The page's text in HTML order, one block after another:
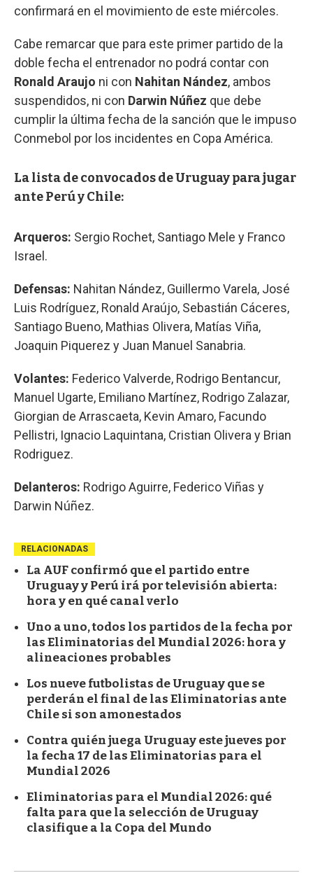
confirmará en el movimiento de este miércoles.
Cabe remarcar que para este primer partido de la
doble fecha el entrenador no podrá contar con
Ronald Araujo ni con Nahitan Nández, ambos
suspendidos, ni con Darwin Núñez que debe
cumplir la última fecha de la sanción que le impuso
Conmebol por los incidentes en Copa América.
La lista de convocados de Uruguay para jugar
ante Perú y Chile:
Arqueros: Sergio Rochet, Santiago Mele y Franco
Israel.
Defensas: Nahitan Nández, Guillermo Varela, José
Luis Rodríguez, Ronald Araújo, Sebastián Cáceres,
Santiago Bueno, Mathias Olivera, Matías Viña,
Joaquin Piquerez y Juan Manuel Sanabria.
Volantes: Federico Valverde, Rodrigo Bentancur,
Manuel Ugarte, Emiliano Martínez, Rodrigo Zalazar,
Giorgian de Arrascaeta, Kevin Amaro, Facundo
Pellistri, Ignacio Laquintana, Cristian Olivera y Brian
Rodriguez.
Delanteros: Rodrigo Aguirre, Federico Viñas y
Darwin Núñez.
RELACIONADAS
La AUF confirmó que el partido entre
Uruguay y Perú irá por televisión abierta:
hora y en qué canal verlo
Uno a uno, todos los partidos de la fecha por
las Eliminatorias del Mundial 2026: hora y
alineaciones probables
Los nueve futbolistas de Uruguay que se
perderán el final de las Eliminatorias ante
Chile si son amonestados
Contra quién juega Uruguay este jueves por
la fecha 17 de las Eliminatorias para el
Mundial 2026
Eliminatorias para el Mundial 2026: qué
falta para que la selección de Uruguay
clasifique a la Copa del Mundo